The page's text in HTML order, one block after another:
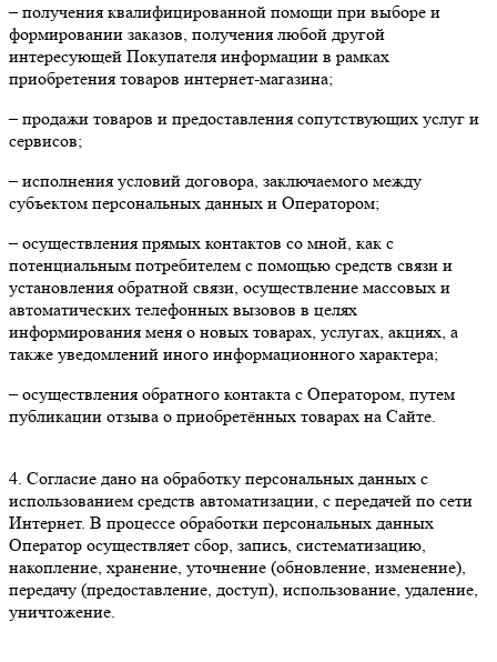
– получения квалифицированной помощи при выборе и
формировании заказов, получения любой другой
интересующей Покупателя информации в рамках
приобретения товаров интернет-магазина;
– продажи товаров и предоставления сопутствующих услуг и
сервисов;
– исполнения условий договора, заключаемого между
субъектом персональных данных и Оператором;
– осуществления прямых контактов со мной, как с
потенциальным потребителем с помощью средств связи и
установления обратной связи, осуществление массовых и
автоматических телефонных вызовов в целях
информирования меня о новых товарах, услугах, акциях, а
также уведомлений иного информационного характера;
– осуществления обратного контакта с Оператором, путем
публикации отзыва о приобретённых товарах на Сайте.
4. Согласие дано на обработку персональных данных с
использованием средств автоматизации, с передачей по сети
Интернет. В процессе обработки персональных данных
Оператор осуществляет сбор, запись, систематизацию,
накопление, хранение, уточнение (обновление, изменение),
передачу (предоставление, доступ), использование, удаление,
уничтожение.